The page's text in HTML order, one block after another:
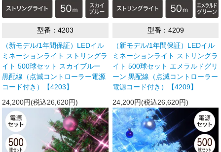
型番：4203
（新モデル/1年間保証）LEDイル
ミネーションライト ストリングラ
イト 500球セット スカイブルー
黒配線（点滅コントローラー電源
コード付き）【4203】
24,200円(税込26,620円)
型番：4209
（新モデル/1年間保証）LEDイル
ミネーションライト ストリングラ
イト 500球セット エメラルドグリ
ーン 黒配線（点滅コントローラー
電源コード付き）【4209】
24,200円(税込26,620円)